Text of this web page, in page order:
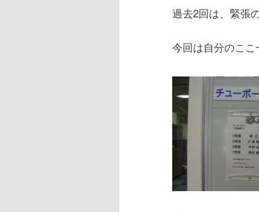
過去2回は、緊張
今回は自分のここ